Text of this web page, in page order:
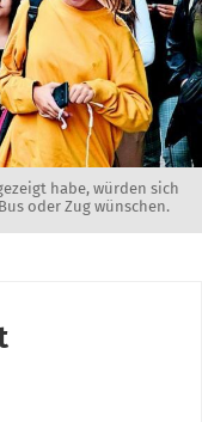
habe, würden sich
oder Zug wünschen.